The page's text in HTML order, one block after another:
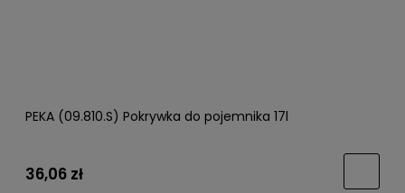
PEKA (09.810.S) Pokrywka do pojemnika 17l
36,06 zł